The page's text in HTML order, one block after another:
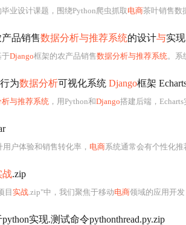
业设计课题，围绕Python爬虫抓取 电商茶叶销售数
品销售数据分析与推荐系统的设计与实现
于Django框架的农产品销售数据分析与推荐系统。系统
为数据分析可视化系统 Django框架
析与推荐系统 ，用Python和Django搭建后端，Echarts实现可视化，结合用户行为分析。具备
户体验和销售转化率， 电商系统通常会有个性化推荐功能，这
战.zip
目 实战.zip"中，我们聚焦于移动电商领域的应用开发
python实现.测试命令pythonthread.py.zip